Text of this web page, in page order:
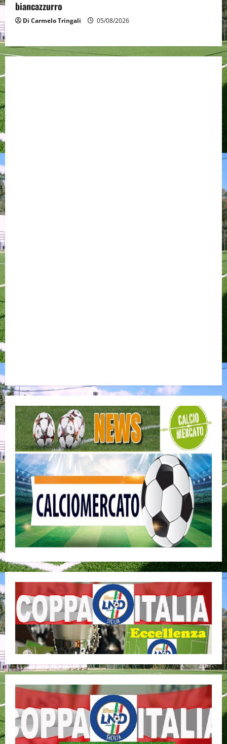
biancazzurro
Di Carmelo Tringali 05/08/2026